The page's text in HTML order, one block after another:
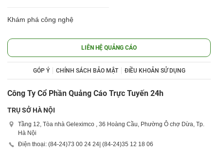
Khám phá công nghệ
LIÊN HỆ QUẢNG CÁO
GÓP Ý CHÍNH SÁCH BẢO MẬT ĐIỀU KHOẢN SỬ DỤNG
Công Ty Cổ Phần Quảng Cáo Trực Tuyến 24h
TRỤ SỞ HÀ NỘI
Tầng 12, Tòa nhà Geleximco , 36 Hoàng Cầu, Phường Ô chợ Dừa, Tp.
Hà Nội
Điện thoại: (84-24)73 00 24 24| (84-24)35 12 18 06